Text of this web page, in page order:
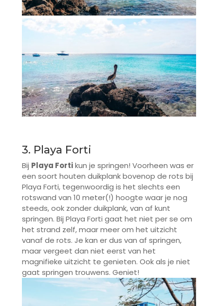
3. Playa Forti
Bij Playa Fortikun je springen! Voorheen was er
een soort houten duikplank bovenop de rots bij
Playa Forti, tegenwoordig is het slechts een
rotswand van 10 meter(!) hoogte waar je nog
steeds, ook zonder duikplank, van af kunt
springen. Bij Playa Forti gaat het niet per se om
het strand zelf, maar meer om het uitzicht
vanaf de rots. Je kan er dus van af springen,
maar vergeet dan niet eerst van het
magnifieke uitzicht te genieten. Ook als je niet
gaat springen trouwens. Geniet!